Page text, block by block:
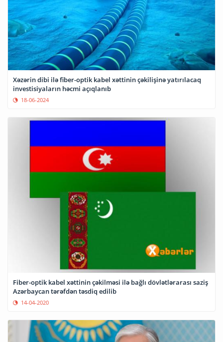
Xəzərin dibi ilə fiber-optik kabel xəttinin çəkilişinə yatırılacaq
investisiyaların həcmi açıqlanıb
18-06-2024
Fiber-optik kabel xəttinin çəkilməsi ilə bağlı dövlətlərarası saziş
Azərbaycan tərəfdən təsdiq edilib
14-04-2020